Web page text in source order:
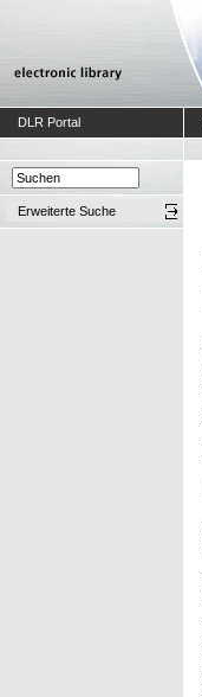
DLR Portal
Erweiterte Suche